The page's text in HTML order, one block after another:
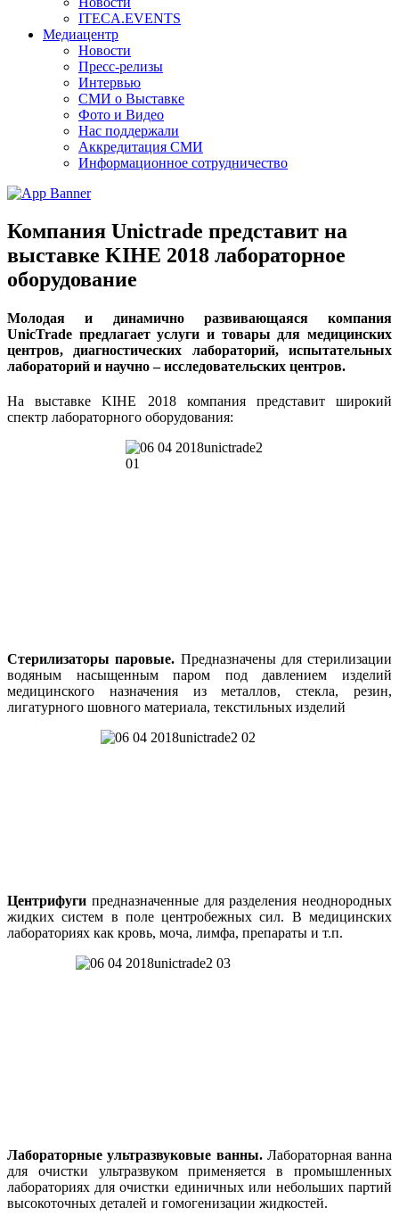
ITECA.EVENTS
Медиацентр
Новости
Пресс-релизы
Интервью
СМИ о Выставке
Фото и Видео
Нас поддержали
Аккредитация СМИ
Информационное сотрудничество
Компания Unictrade представит на
выставке KIHE 2018 лабораторное
оборудование
Молодая и динамично развивающаяся компания
UnicTrade предлагает услуги и товары для медицинских
центров, диагностических лабораторий, испытательных
лабораторий и научно – исследовательских центров.
На выставке KIHE 2018 компания представит широкий
спектр лабораторного оборудования:
Стерилизаторы паровые. Предназначены для стерилизации
водяным насыщенным паром под давлением изделий
медицинского назначения из металлов, стекла, резин,
лигатурного шовного материала, текстильных изделий
Центрифуги предназначенные для разделения неоднородных
жидких систем в поле центробежных сил. В медицинских
лабораториях как кровь, моча, лимфа, препараты и т.п.
Лабораторные ультразвуковые ванны.Лабораторная ванна
для очистки ультразвуком применяется в промышленных
лабораториях для очистки единичных или небольших партий
высокоточных деталей и гомогенизации жидкостей.